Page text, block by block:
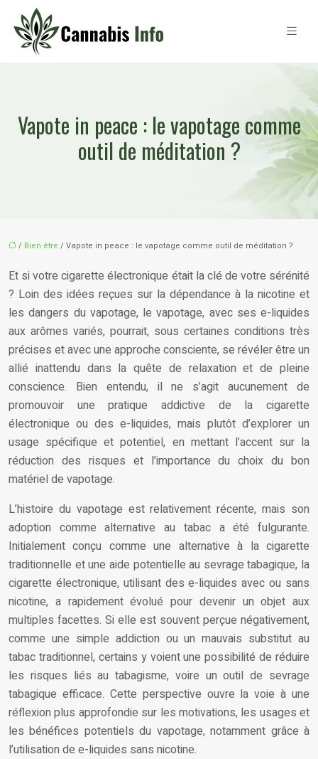
Vapote in peace : le vapotage comme
outil de méditation ?
/ Bien être / Vapote in peace : le vapotage comme outil de méditation ?
Et si votre cigarette électronique était la clé de votre sérénité
? Loin des idées reçues sur la dépendance à la nicotine et
les dangers du vapotage, le vapotage, avec ses e-liquides
aux arômes variés, pourrait, sous certaines conditions très
précises et avec une approche consciente, se révéler être un
allié inattendu dans la quête de relaxation et de pleine
conscience. Bien entendu, il ne s’agit aucunement de
promouvoir une pratique addictive de la cigarette
électronique ou des e-liquides, mais plutôt d’explorer un
usage spécifique et potentiel, en mettant l’accent sur la
réduction des risques et l’importance du choix du bon
matériel de vapotage.
L’histoire du vapotage est relativement récente, mais son
adoption comme alternative au tabac a été fulgurante.
Initialement conçu comme une alternative à la cigarette
traditionnelle et une aide potentielle au sevrage tabagique, la
cigarette électronique, utilisant des e-liquides avec ou sans
nicotine, a rapidement évolué pour devenir un objet aux
multiples facettes. Si elle est souvent perçue négativement,
comme une simple addiction ou un mauvais substitut au
tabac traditionnel, certains y voient une possibilité de réduire
les risques liés au tabagisme, voire un outil de sevrage
tabagique efficace. Cette perspective ouvre la voie à une
réflexion plus approfondie sur les motivations, les usages et
les bénéfices potentiels du vapotage, notamment grâce à
l’utilisation de e-liquides sans nicotine.